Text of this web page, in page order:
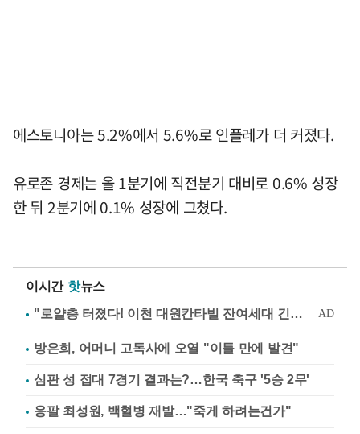
에스토니아는 5.2%에서 5.6%로 인플레가 더 커졌다.
유로존 경제는 올 1분기에 직전분기 대비로 0.6% 성장
한 뒤 2분기에 0.1% 성장에 그쳤다.
이시간 핫뉴스
방은희, 어머니 고독사에 오열 "이틀 만에 발견"
심판 성 접대 7경기 결과는?…한국 축구 '5승 2무'
응팔 최성원, 백혈병 재발…"죽게 하려는건가"